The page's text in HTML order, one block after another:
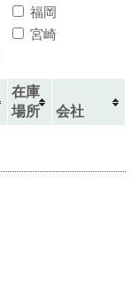
福岡
宮崎
在庫
場所
会社